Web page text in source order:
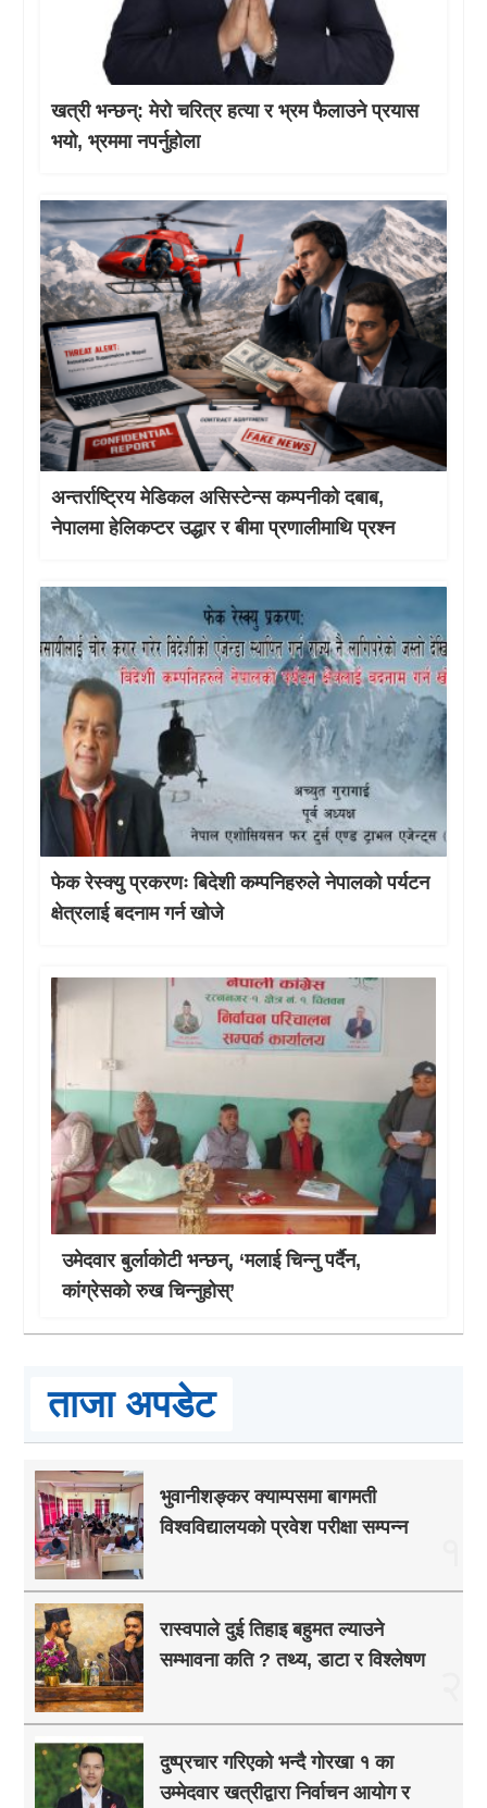
खत्री भन्छन्: मेरो चरित्र हत्या र भ्रम फैलाउने प्रयास
भयो, भ्रममा नपर्नुहोला
अन्तर्राष्ट्रिय मेडिकल असिस्टेन्स कम्पनीको दबाब,
नेपालमा हेलिकप्टर उद्धार र बीमा प्रणालीमाथि प्रश्न
फेक रेस्क्यु प्रकरणः बिदेशी कम्पनिहरुले नेपालको पर्यटन
क्षेत्रलाई बदनाम गर्न खोजे
उमेदवार बुर्लाकोटी भन्छन्, ‘मलाई चिन्नु पर्दैन,
कांग्रेसको रुख चिन्नुहोस्’
ताजा अपडेट
भुवानीशङ्कर क्याम्पसमा बागमती
विश्वविद्यालयको प्रवेश परीक्षा सम्पन्न
रास्वपाले दुई तिहाइ बहुमत ल्याउने
सम्भावना कति ? तथ्य, डाटा र विश्लेषण
दुष्प्रचार गरिएको भन्दै गोरखा १ का
उम्मेदवार खत्रीद्वारा निर्वाचन आयोग र